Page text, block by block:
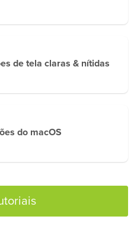
de tela claras & nítidas
do macOS